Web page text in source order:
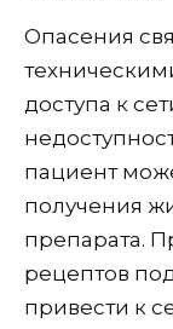
Опасения
доступа к
пациент
получения
препарата.
рецептов
привести к